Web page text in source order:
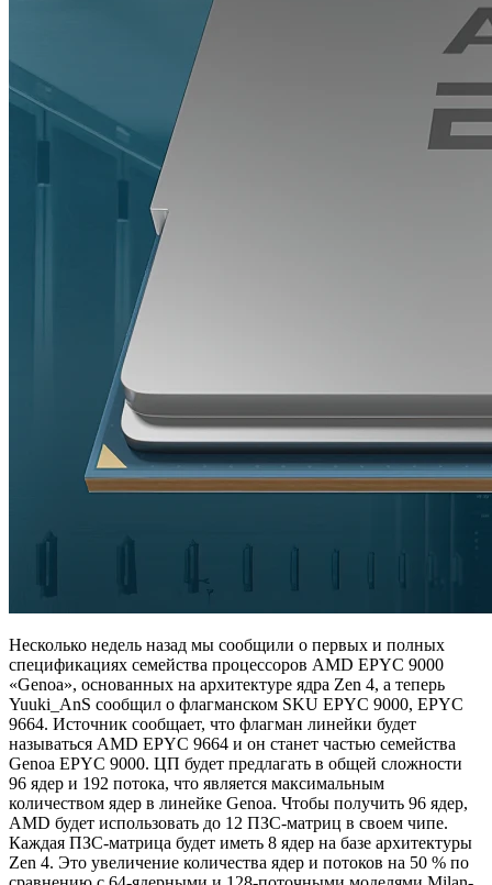
Несколько недель назад мы сообщили о первых и полных
спецификациях семейства процессоров AMD EPYC 9000
«Genoa», основанных на архитектуре ядра Zen 4, а теперь
Yuuki_AnS сообщил о флагманском SKU EPYC 9000, EPYC
9664. Источник сообщает, что флагман линейки будет
называться AMD EPYC 9664 и он станет частью семейства
Genoa EPYC 9000. ЦП будет предлагать в общей сложности
96 ядер и 192 потока, что является максимальным
количеством ядер в линейке Genoa. Чтобы получить 96 ядер,
AMD будет использовать до 12 ПЗС-матриц в своем чипе.
Каждая ПЗС-матрица будет иметь 8 ядер на базе архитектуры
Zen 4. Это увеличение количества ядер и потоков на 50 % по